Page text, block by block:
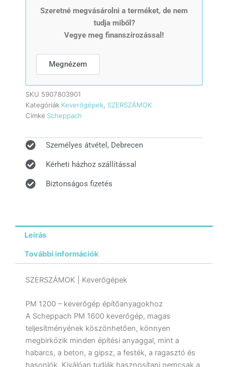
mennyiség
Szeretné megvásárolni a terméket, de nem
tudja miből?
Vegye meg finanszírozással!
Megnézem
SKU 5907803901
Kategóriák Keverőgépek SZERSZÁMOK
Címke Scheppach
Személyes átvétel, Debrecen
Kérheti házhoz szállítással
Biztonságos fizetés
Leírás
További információk
SZERSZÁMOK | Keverőgépek
PM 1200 – keverőgép építőanyagokhoz
A Scheppach PM 1600 keverőgép, magas
teljesítményének köszönhetően, könnyen
megbirkózik minden építési anyaggal, mint a
habarcs, a beton, a gipsz, a festék, a ragasztó és